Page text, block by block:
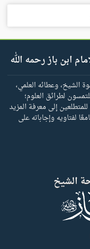
ابن باز رحمه الله
الشيخ، وعطائه العلمي،
لطرائق العلوم؛
إلى معرفة المزيد
لفتاويه وإجاباته على
الشيخ